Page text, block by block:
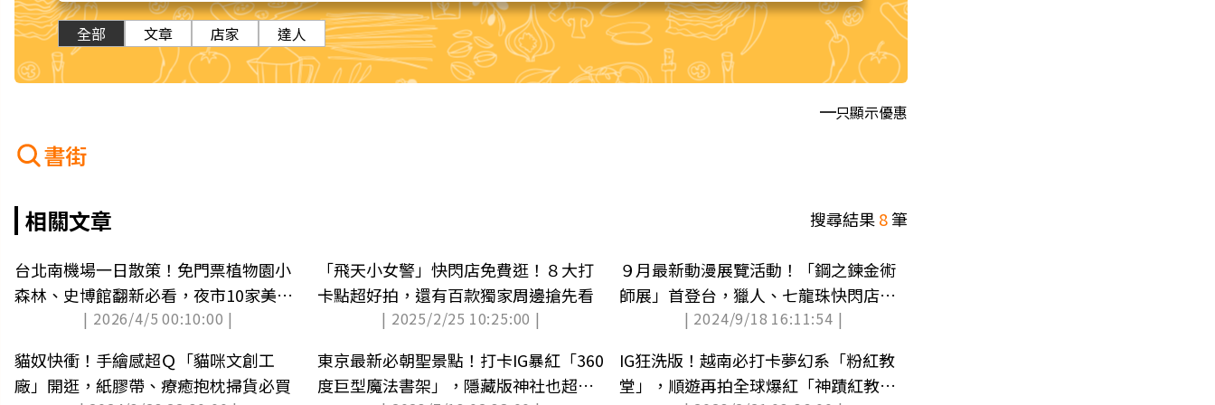
全部 文章 店家 達人
只顯示優惠
書街
相關文章 搜尋結果8筆
台北南機場一日散策！免門票植物園小
森林、史博館翻新必看，夜市10家美食
| 2026/4/5 00:10:00 |
「飛天小女警」快閃店免費逛！８大打
卡點超好拍，還有百款獨家周邊搶先看
| 2025/2/25 10:25:00 |
９月最新動漫展覽活動！「鋼之鍊金術
師展」首登台，獵人、七龍珠快閃店整
| 2024/9/18 16:11:54 |
貓奴快衝！手繪感超Ｑ「貓咪文創工
廠」開逛，紙膠帶、療癒抱枕掃貨必買
東京最新必朝聖景點！打卡IG暴紅「360
度巨型魔法書架」，隱藏版神社也超好
IG狂洗版！越南必打卡夢幻系「粉紅教
堂」，順遊再拍全球爆紅「神蹟紅教